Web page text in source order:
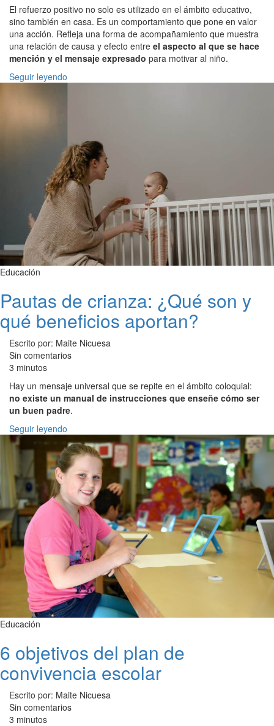
El refuerzo positivo no solo es utilizado en el ámbito educativo,
sino también en casa. Es un comportamiento que pone en valor
una acción. Refleja una forma de acompañamiento que muestra
una relación de causa y efecto entre el aspecto al que se hace
mención y el mensaje expresado para motivar al niño.
Seguir leyendo
Educación
Pautas de crianza: ¿Qué son y
qué beneficios aportan?
Escrito por: Maite Nicuesa
Sin comentarios
3 minutos
Hay un mensaje universal que se repite en el ámbito coloquial:
no existe un manual de instrucciones que enseñe cómo ser
un buen padre.
Seguir leyendo
Educación
6 objetivos del plan de
convivencia escolar
Escrito por: Maite Nicuesa
Sin comentarios
3 minutos